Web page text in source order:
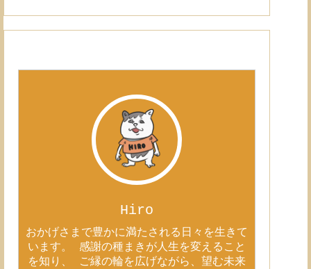
Hiro
おかげさまで豊かに満たされる日々を生きて
います。 感謝の種まきが人生を変えること
を知り、 ご縁の輪を広げながら、望む未来